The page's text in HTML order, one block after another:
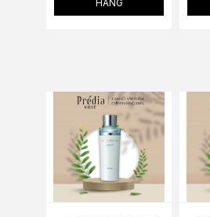
HÀNG